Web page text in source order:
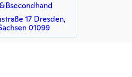
17 Dresden,
01099